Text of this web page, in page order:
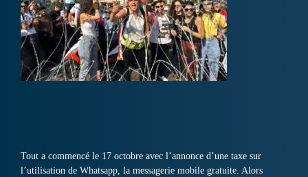
Tout a commencé le 17 octobre avec l’annonce d’une taxe sur
l’utilisation de Whatsapp, la messagerie mobile gratuite. Alors